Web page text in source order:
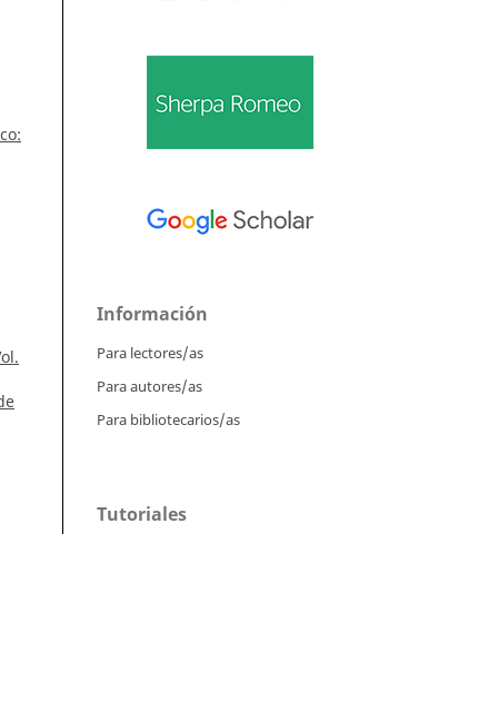
Información
Para lectores/as
Para autores/as
Para bibliotecarios/as
Tutoriales